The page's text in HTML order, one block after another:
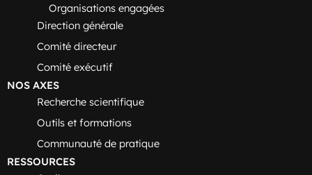
Organisations engagées
Direction générale
Comité directeur
Comité exécutif
NOS AXES
Recherche scientifique
Outils et formations
Communauté de pratique
RESSOURCES